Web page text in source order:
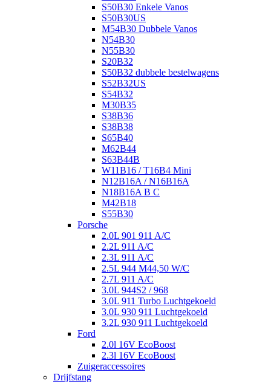
S50B30 Enkele Vanos
S50B30US
M54B30 Dubbele Vanos
N54B30
N55B30
S20B32
S50B32 dubbele bestelwagens
S52B32US
S54B32
M30B35
S38B36
S38B38
S65B40
M62B44
S63B44B
W11B16 / T16B4 Mini
N12B16A / N16B16A
N18B16A B C
M42B18
S55B30
Porsche
2.0L 901 911 A/C
2.2L 911 A/C
2.3L 911 A/C
2.5L 944 M44,50 W/C
2.7L 911 A/C
3.0L 944S2 / 968
3.0L 911 Turbo Luchtgekoeld
3.0L 930 911 Luchtgekoeld
3.2L 930 911 Luchtgekoeld
Ford
2.0l 16V EcoBoost
2.3l 16V EcoBoost
Zuigeraccessoires
Drijfstang